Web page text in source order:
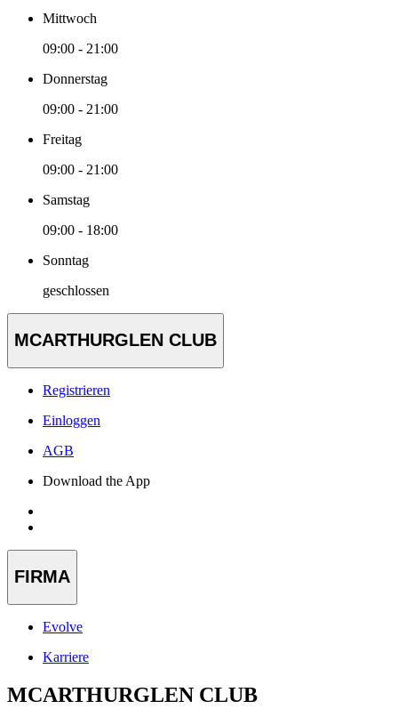
Mittwoch
09:00 - 21:00
Donnerstag
09:00 - 21:00
Freitag
09:00 - 21:00
Samstag
09:00 - 18:00
Sonntag
geschlossen
MCARTHURGLEN CLUB
Registrieren
Einloggen
AGB
Download the App
FIRMA
Evolve
Karriere
MCARTHURGLEN CLUB